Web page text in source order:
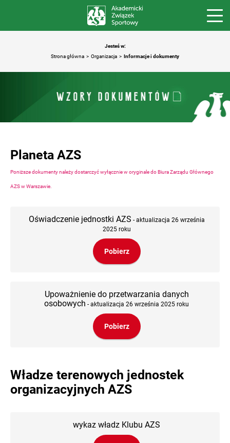
Jesteś w:
Strona główna
Organizacja Informacje i dokumenty
Planeta AZS
Poniższe dokumenty należy dostarczyć wyłącznie w oryginale do Biura Zarządu Głównego
AZS w Warszawie.
Oświadczenie jednostki AZS - aktualizacja 26 września
2025 roku
Pobierz
Upoważnienie do przetwarzania danych
osobowych - aktualizacja 26 września 2025 roku
Pobierz
Władze terenowych jednostek
organizacyjnych AZS
wykaz władz Klubu AZS